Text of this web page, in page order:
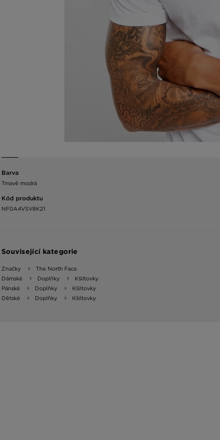
Barva
Tmavě modrá
Kód produktu
NF0A4VSV8K21
Související kategorie
Značky
The North Face
Dámské
Doplňky
Kšiltovky
Pánské
Doplňky
Kšiltovky
Dětské
Doplňky Kšiltovky